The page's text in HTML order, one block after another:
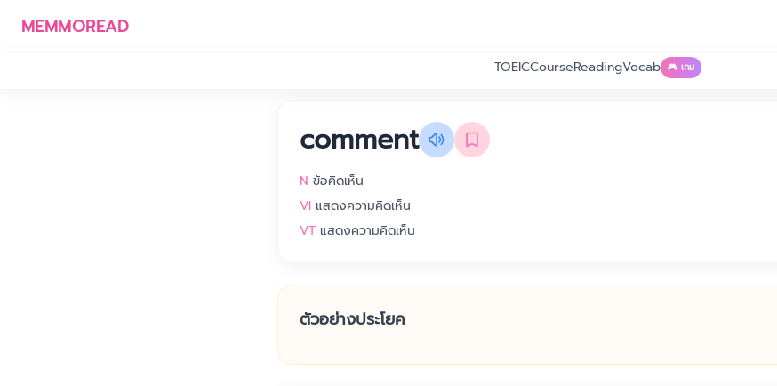
MEMMOREAD
TOEICCourseReadingVocab 🎮 เกม
comment
N ข้อคิดเห็น
VI แสดงความคิดเห็น
VT แสดงความคิดเห็น
ตัวอย่างประโยค